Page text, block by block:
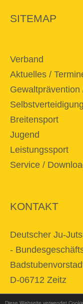
SITEMAP
Verband
Aktuelles /
Gewaltprävention
Selbstverteidigung
Breitensport
Jugend
Leistungssport
Service /
KONTAKT
Deutscher Ju-
-
D-06712 Zeitz